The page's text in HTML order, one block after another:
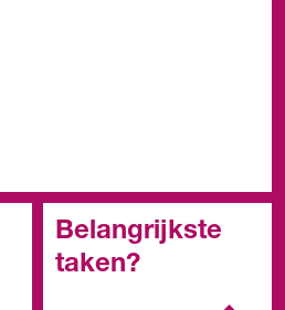
Belangrijkste
taken?